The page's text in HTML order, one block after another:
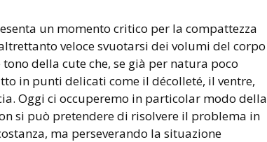
un momento critico per la compattezza
veloce svuotarsi dei volumi del corpo
della cute che, se già per natura poco
in punti delicati come il décolleté, il ventre,
Oggi ci occuperemo in particolar modo della
si può pretendere di risolvere il problema in
ma perseverando la situazione